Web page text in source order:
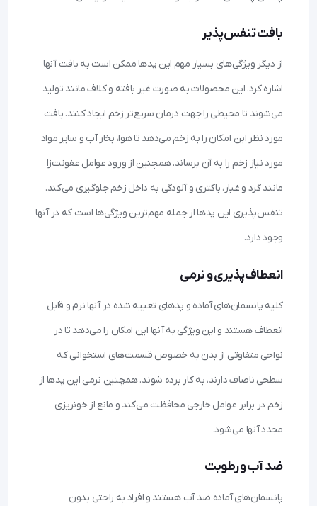
بافت تنفس‌پذیر
از دیگر ویژگی‌های بسیار مهم این پدها ممکن است به بافت آنها
اشاره کرد. این محصولات به صورت غیر بافته و کلاف مانند تولید
می‌شوند تا محیطی را جهت درمان سریع‌تر زخم ایجاد کنند. بافت
مورد نظر این امکان را به زخم می‌دهد تا هوا، بخار آب و سایر مواد
مورد نیاز زخم را به آن برساند. همچنین از ورود عوامل عفونت‌زا
مانند گرد و غبار، باکتری و آلودگی به داخل زخم جلوگیری می‌کند.
تنفس‌پذیری این پدها از جمله مهم‌ترین ویژگی‌ها است که در آنها
وجود دارد.
انعطاف‌پذیری و نرمی
کلیه پانسمان‌های آماده و پدهای تعبیه شده در آنها نرم و قابل
انعطاف هستند و این ویژگی به آنها این امکان را می‌دهد تا در
نواحی متفاوتی از بدن به خصوص قسمت‌های استخوانی که
سطحی ناصاف دارند، به کار برده شوند. همچنین نرمی این پدها از
زخم در برابر عوامل خارجی محافظت می‌کند و مانع از خونریزی
مجدد آنها می‌شود.
ضد آب و رطوبت
پانسمان‌های آماده ضد آب هستند و افراد به راحتی بدون